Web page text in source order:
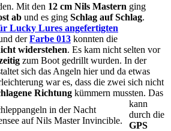
Mit den 12 cm Nils Mastern ging
ab und es ging Schlag auf Schlag.
Lucky Lures angefertigten
derFarbe 013 konnten die
widerstehen. Es kam nicht selten vor
zum Boot gedrillt wurden. In der
sich das Angeln hier und da etwas
war es, dass die zwei sich nicht
Richtung kümmern mussten. Das
kann
durch die
GPS